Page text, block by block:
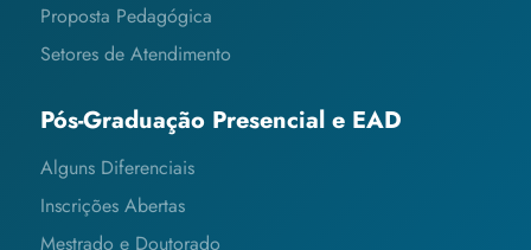
Proposta Pedagógica
Setores de Atendimento
Pós-Graduação Presencial e EAD
Alguns Diferenciais
Inscrições Abertas
Mestrado e Doutorado